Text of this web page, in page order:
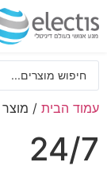
עמוד הבית / מוצר TouchScreenWorkHours / 24/7
24/7